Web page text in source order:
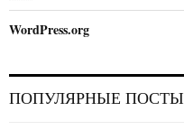
WordPress.org
ПОПУЛЯРНЫЕ ПОСТЫ